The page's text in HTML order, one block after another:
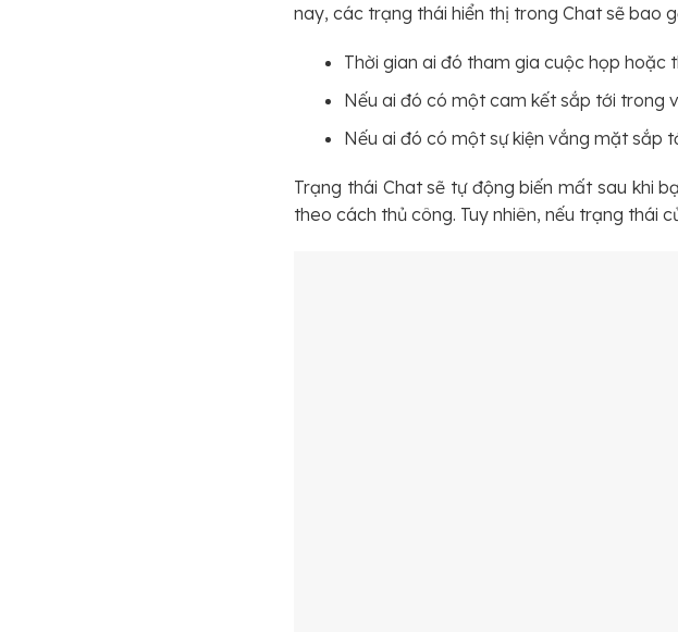
nay, các trạng thái hiển thị trong Chat sẽ bao
Thời gian ai đó tham gia cuộc họp hoặc
Nếu ai đó có một cam kết sắp tới trong
Nếu ai đó có một sự kiện vắng mặt sắp
Trạng thái Chat sẽ tự động biến mất sau khi
theo cách thủ công. Tuy nhiên, nếu trạng thái